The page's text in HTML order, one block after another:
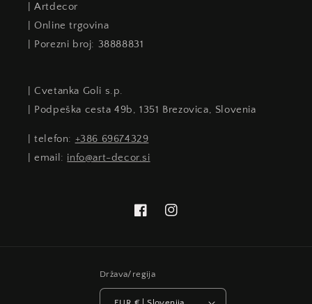
| Artdecor
| Online trgovina
| Porezni broj: 38888831
| Cvetanka Goli s.p.
| Podpeška cesta 49b, 1351 Brezovica, Slovenia
| telefon: +386 69674329
| email: info@art-decor.si
FacebookInstagram
Država/regija